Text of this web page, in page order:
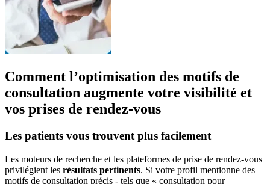
Comment l’optimisation des motifs de
consultation augmente votre visibilité et
vos prises de rendez-vous
Les patients vous trouvent plus facilement
Les moteurs de recherche et les plateformes de prise de rendez-vous
privilégient les résultats pertinents. Si votre profil mentionne des
motifs de consultation précis - tels que « consultation pour